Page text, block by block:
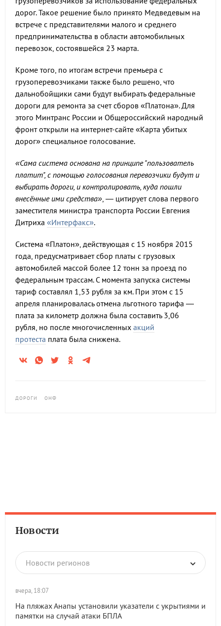
дорог. Такое решение было принято Медведевым на
встрече с представителями малого и среднего
предпринимательства в области автомобильных
перевозок, состоявшейся 23 марта.
Кроме того, по итогам встречи премьера с
грузоперевозчиками также было решено, что
дальнобойщики сами будут выбирать федеральные
дороги для ремонта за счет сборов «Платона». Для
этого Минтранс России и Общероссийский народный
фронт открыли на интернет-сайте «Карта убитых
дорог» специальное голосование.
«Сама система основана на принципе "пользователь
платит", с помощью голосования перевозчики будут и
выбирать дороги, и контролировать, куда пошли
внесённые ими средства», — цитирует слова первого
заместителя министра транспорта России Евгения
Дитриха «Интерфакс».
Система «Платон», действующая с 15 ноября 2015
года, предусматривает сбор платы с грузовых
автомобилей массой более 12 тонн за проезд по
федеральным трассам. С момента запуска системы
тариф составлял 1,53 рубля за км. При этом с 15
апреля планировалась отмена льготного тарифа —
плата за километр должна была составить 3,06
рубля, но после многочисленных акций
протеста плата была снижена.
ДОРОГИ ОНФ
Новости
Новости регионов
вчера, 18:07
На пляжах Анапы установили указатели с укрытиями и
памятки на случай атаки БПЛА